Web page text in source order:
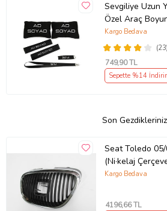
Sevgiliye Uzun
Özel Araç
Pedi Hediye Seti
(23)
Kargo Bedava
749,90 TL
Sepette %14
Son Gezdikleriniz
Seat Toledo 05/
(Ni·kelaj
Kargo Bedava
4196,66 TL